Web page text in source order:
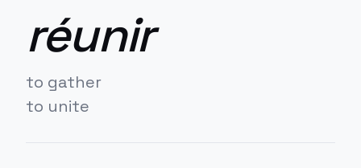
réunir
to gather
to unite